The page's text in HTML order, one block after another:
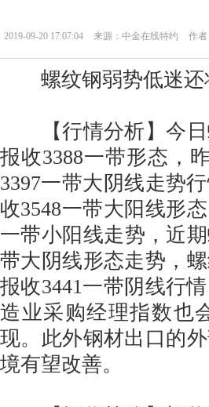
2019-09-20 17:07:04 来源：中金在线特约 作
螺纹钢弱势低迷还
【行情分析】今日
报收3388一带形态，
3397一带大阴线走势
收3548一带大阳线形
一带小阳线走势，近
带大阴线形态走势，
报收3441一带阴线行
造业采购经理指数也
现。此外钢材出口的
境有望改善。